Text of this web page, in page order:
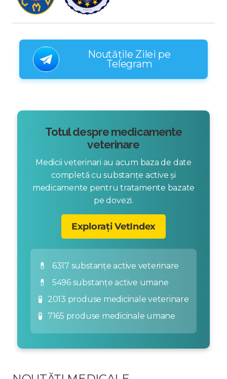
Noutățile Zilei pe
Telegram
Totul despre medicamente
veterinare
Medicii veterinari au acum baza de date
completă cu substanțe active și
medicamente pentru tratamente bazate
pe dovezi.
Explorați VetIndex
💊 6317 substanțe active veterinare
💊 5496 substanțe active umane
🧪 2013 produse medicinale veterinare
🧪 7165 produse medicinale umane